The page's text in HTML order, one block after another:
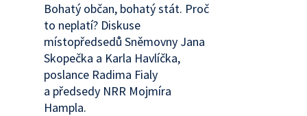
Bohatý občan, bohatý stát. Proč
to neplatí? Diskuse
místopředsedů Sněmovny Jana
Skopečka a Karla Havlíčka,
poslance Radima Fialy
a předsedy NRR Mojmíra
Hampla.